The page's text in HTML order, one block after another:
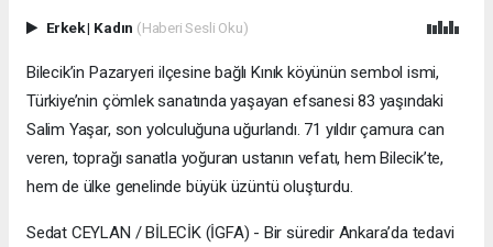
Erkek| Kadın (Haberi Sesli Oku)
Bilecik’in Pazaryeri ilçesine bağlı Kınık köyünün sembol ismi,
Türkiye’nin çömlek sanatında yaşayan efsanesi 83 yaşındaki
Salim Yaşar, son yolculuğuna uğurlandı. 71 yıldır çamura can
veren, toprağı sanatla yoğuran ustanın vefatı, hem Bilecik’te,
hem de ülke genelinde büyük üzüntü oluşturdu.
Sedat CEYLAN / BİLECİK (İGFA) - Bir süredir Ankara’da tedavi